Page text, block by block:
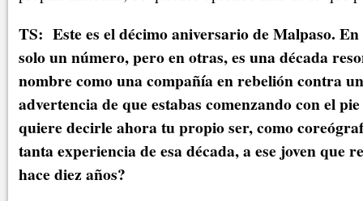
TS: Este es el décimo aniversario de Malpaso.
solo un número, pero en otras, es una década
nombre como una compañía en rebelión contra
advertencia de que estabas comenzando con el
quiere decirle ahora tu propio ser, como
tanta experiencia de esa década, a ese joven que
hace diez años?